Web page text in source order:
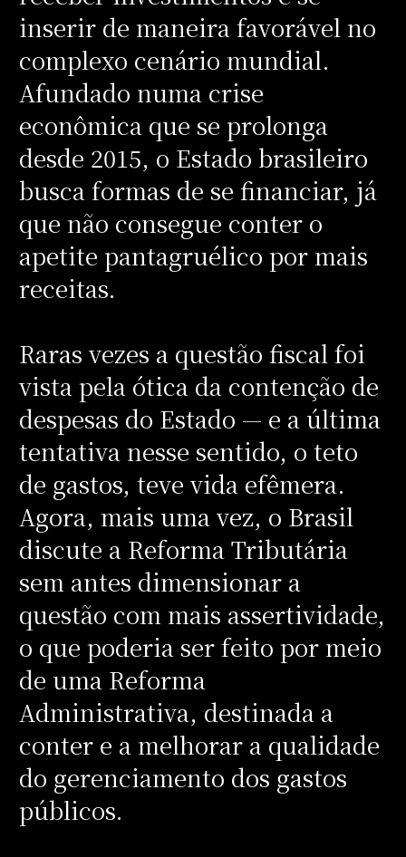
inserir de maneira favorável no
complexo cenário mundial.
Afundado numa crise
econômica que se prolonga
desde 2015, o Estado brasileiro
busca formas de se financiar, já
que não consegue conter o
apetite pantagruélico por mais
receitas.
Raras vezes a questão fiscal foi
vista pela ótica da contenção de
despesas do Estado — e a última
tentativa nesse sentido, o teto
de gastos, teve vida efêmera.
Agora, mais uma vez, o Brasil
discute a Reforma Tributária
sem antes dimensionar a
questão com mais assertividade,
o que poderia ser feito por meio
de uma Reforma
Administrativa, destinada a
conter e a melhorar a qualidade
do gerenciamento dos gastos
públicos.